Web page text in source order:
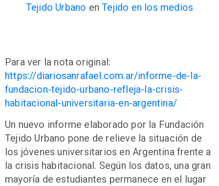
Tejido Urbano enTejido en los medios
Para ver la nota original:
https://diariosanrafael.com.ar/informe-de-la-
fundacion-tejido-urbano-refleja-la-crisis-
habitacional-universitaria-en-argentina/
Un nuevo informe elaborado por la Fundación
Tejido Urbano pone de relieve la situación de
los jóvenes universitarios en Argentina frente a
la crisis habitacional. Según los datos, una gran
mayoría de estudiantes permanece en el lugar